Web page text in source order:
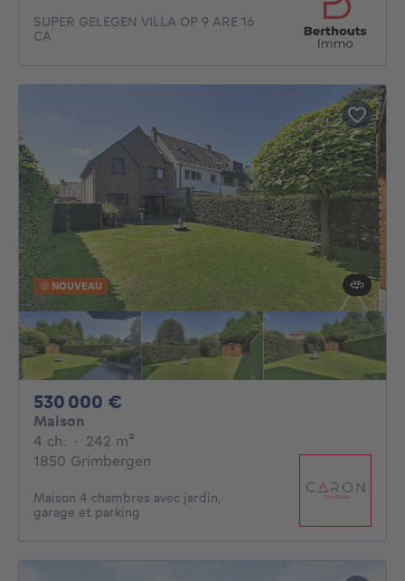
SUPER GELEGEN VILLA OP 9 ARE 16
CA
NOUVEAU
530 000 €
Maison
4 ch. 4 chambres
· 242 m²
1850 Grimbergen
Maison 4 chambres avec jardin,
garage et parking